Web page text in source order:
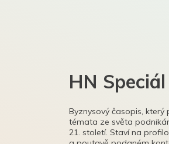
HN Speciál
Byznysový časopis,
témata ze světa
21. století. Staví na